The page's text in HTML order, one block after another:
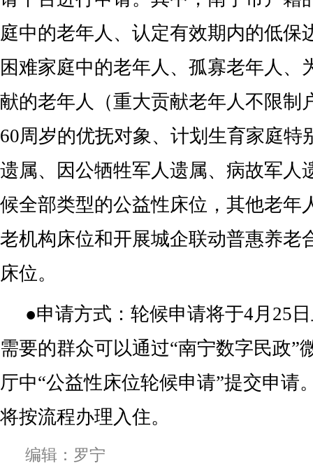
庭中的老年人、认定有效期内的低保
困难家庭中的老年人、孤寡老年人、
献的老年人（重大贡献老年人不限制
60周岁的优抚对象、计划生育家庭特
遗属、因公牺牲军人遗属、病故军人
候全部类型的公益性床位，其他老年
老机构床位和开展城企联动普惠养老
床位。
●申请方式：轮候申请将于4月25
需要的群众可以通过“南宁数字民政”
厅中“公益性床位轮候申请”提交申请
将按流程办理入住。
编辑：罗宁